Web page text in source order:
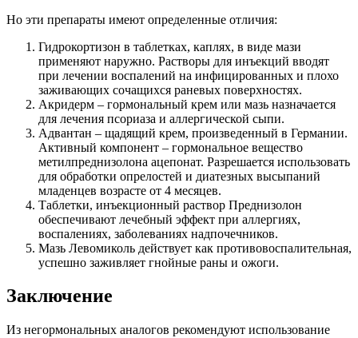
Но эти препараты имеют определенные отличия:
Гидрокортизон в таблетках, каплях, в виде мази
применяют наружно. Растворы для инъекций вводят
при лечении воспалений на инфицированных и плохо
заживающих сочащихся раневых поверхностях.
Акридерм – гормональный крем или мазь назначается
для лечения псориаза и аллергической сыпи.
Адвантан – щадящий крем, произведенный в Германии.
Активный компонент – гормональное вещество
метилпреднизолона ацепонат. Разрешается использовать
для обработки опрелостей и диатезных высыпаний
младенцев возрасте от 4 месяцев.
Таблетки, инъекционный раствор Преднизолон
обеспечивают лечебный эффект при аллергиях,
воспалениях, заболеваниях надпочечников.
Мазь Левомиколь действует как противовоспалительная,
успешно заживляет гнойные раны и ожоги.
Заключение
Из негормональных аналогов рекомендуют использование